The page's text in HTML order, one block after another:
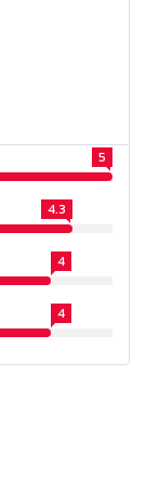
5
4.3
4
4